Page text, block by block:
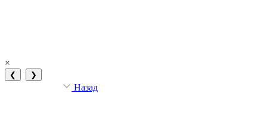
×
❮ ❯
Назад